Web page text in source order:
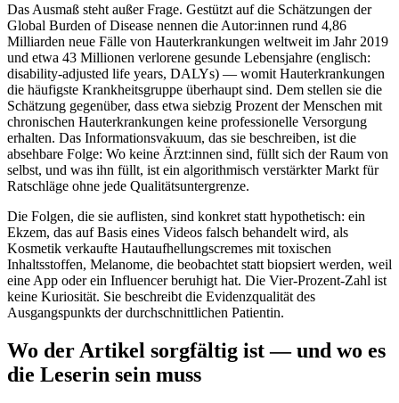
Das Ausmaß steht außer Frage. Gestützt auf die Schätzungen der
Global Burden of Disease nennen die Autor:innen rund 4,86
Milliarden neue Fälle von Hauterkrankungen weltweit im Jahr 2019
und etwa 43 Millionen verlorene gesunde Lebensjahre (englisch:
disability-adjusted life years, DALYs) — womit Hauterkrankungen
die häufigste Krankheitsgruppe überhaupt sind. Dem stellen sie die
Schätzung gegenüber, dass etwa siebzig Prozent der Menschen mit
chronischen Hauterkrankungen keine professionelle Versorgung
erhalten. Das Informationsvakuum, das sie beschreiben, ist die
absehbare Folge: Wo keine Ärzt:innen sind, füllt sich der Raum von
selbst, und was ihn füllt, ist ein algorithmisch verstärkter Markt für
Ratschläge ohne jede Qualitätsuntergrenze.
Die Folgen, die sie auflisten, sind konkret statt hypothetisch: ein
Ekzem, das auf Basis eines Videos falsch behandelt wird, als
Kosmetik verkaufte Hautaufhellungscremes mit toxischen
Inhaltsstoffen, Melanome, die beobachtet statt biopsiert werden, weil
eine App oder ein Influencer beruhigt hat. Die Vier-Prozent-Zahl ist
keine Kuriosität. Sie beschreibt die Evidenzqualität des
Ausgangspunkts der durchschnittlichen Patientin.
Wo der Artikel sorgfältig ist — und wo es
die Leserin sein muss